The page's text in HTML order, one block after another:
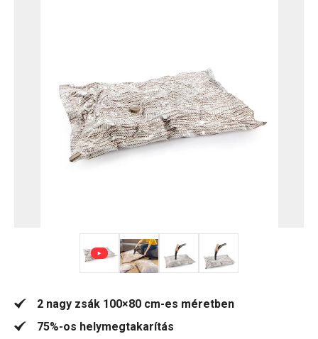
2 nagy zsák 100×80 cm-es méretben
75%-os helymegtakarítás